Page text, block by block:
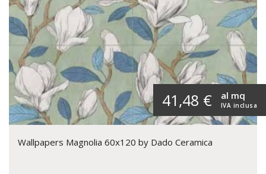
41,48 € IVA inclusa
al mq
Wallpapers Magnolia 60x120 by Dado Ceramica